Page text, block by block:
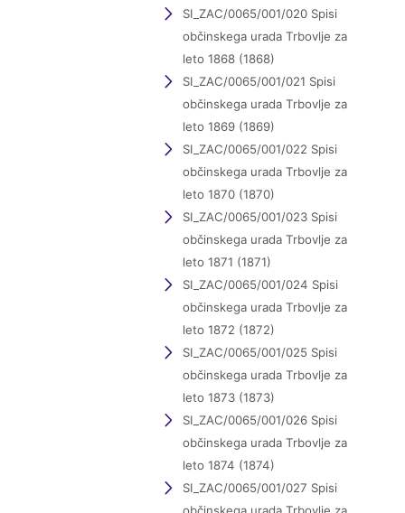
SI_ZAC/0065/001/020 Spisi
občinskega urada Trbovlje za
leto 1868 (1868)
SI_ZAC/0065/001/021 Spisi
občinskega urada Trbovlje za
leto 1869 (1869)
SI_ZAC/0065/001/022 Spisi
občinskega urada Trbovlje za
leto 1870 (1870)
SI_ZAC/0065/001/023 Spisi
občinskega urada Trbovlje za
leto 1871 (1871)
SI_ZAC/0065/001/024 Spisi
občinskega urada Trbovlje za
leto 1872 (1872)
SI_ZAC/0065/001/025 Spisi
občinskega urada Trbovlje za
leto 1873 (1873)
SI_ZAC/0065/001/026 Spisi
občinskega urada Trbovlje za
leto 1874 (1874)
SI_ZAC/0065/001/027 Spisi